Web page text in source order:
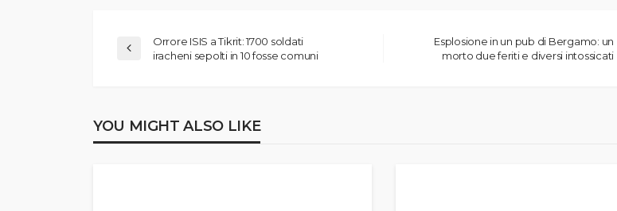
Orrore ISIS a Tikrit: 1700 soldati
iracheni sepolti in 10 fosse comuni
Esplosione in un pub di Bergamo: un
morto due feriti e diversi intossicati
YOU MIGHT ALSO LIKE